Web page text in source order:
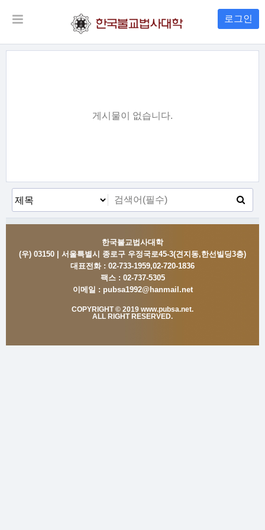
로그인
게시물이 없습니다.
한국불교법사대학
(우) 03150 | 서울특별시 종로구 우정국로45-3(견지동,한선빌딩3층)
대표전화 : 02-733-1959,02-720-1836
팩스 : 02-737-5305
이메일 : pubsa1992@hanmail.net
COPYRIGHT © 2019 www.pubsa.net.
ALL RIGHT RESERVED.